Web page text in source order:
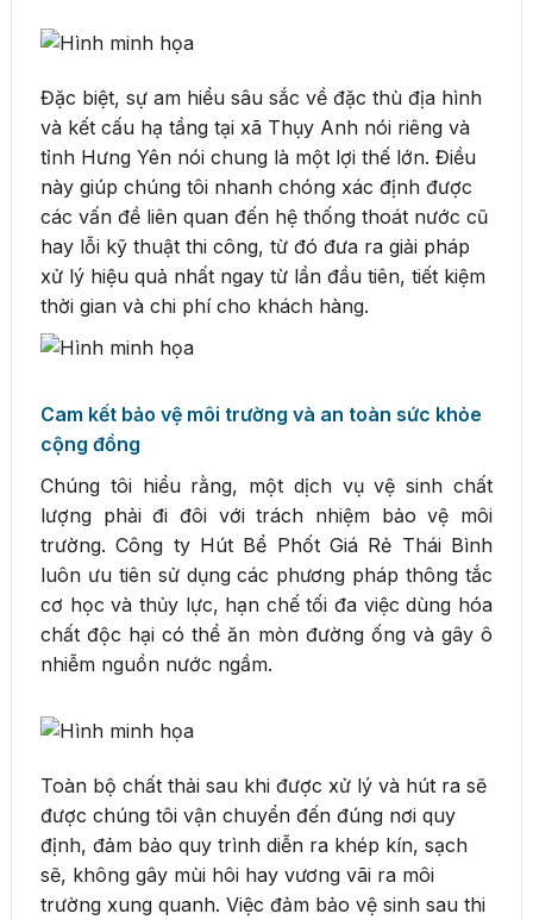
Đặc biệt, sự am hiểu sâu sắc về đặc thù địa hình
và kết cấu hạ tầng tại xã Thụy Anh nói riêng và
tỉnh Hưng Yên nói chung là một lợi thế lớn. Điều
này giúp chúng tôi nhanh chóng xác định được
các vấn đề liên quan đến hệ thống thoát nước cũ
hay lỗi kỹ thuật thi công, từ đó đưa ra giải pháp
xử lý hiệu quả nhất ngay từ lần đầu tiên, tiết kiệm
thời gian và chi phí cho khách hàng.
Cam kết bảo vệ môi trường và an toàn sức khỏe
cộng đồng
Chúng tôi hiểu rằng, một dịch vụ vệ sinh chất
lượng phải đi đôi với trách nhiệm bảo vệ môi
trường. Công ty Hút Bể Phốt Giá Rẻ Thái Bình
luôn ưu tiên sử dụng các phương pháp thông tắc
cơ học và thủy lực, hạn chế tối đa việc dùng hóa
chất độc hại có thể ăn mòn đường ống và gây ô
nhiễm nguồn nước ngầm.
Toàn bộ chất thải sau khi được xử lý và hút ra sẽ
được chúng tôi vận chuyển đến đúng nơi quy
định, đảm bảo quy trình diễn ra khép kín, sạch
sẽ, không gây mùi hôi hay vương vãi ra môi
trường xung quanh. Việc đảm bảo vệ sinh sau thi